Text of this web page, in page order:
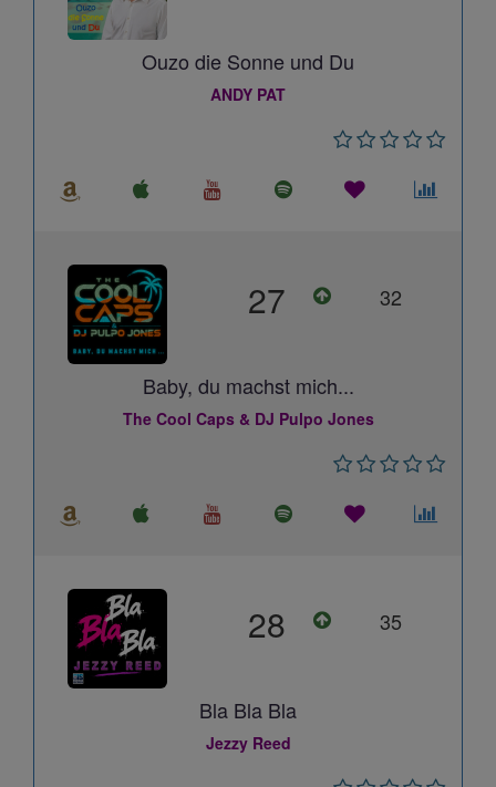
Ouzo die Sonne und Du
ANDY PAT
27 32
Baby, du machst mich...
The Cool Caps & DJ Pulpo Jones
28 35
Bla Bla Bla
Jezzy Reed